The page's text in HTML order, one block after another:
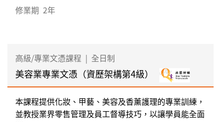
修業期 2年
高級/專業文憑課程 | 全日制
美容業專業文憑（資歷架構第4級）
本課程提供化妝、甲藝、美容及香薰護理的專業訓練，
並教授業界零售管理及員工督導技巧，以讓學員能全面